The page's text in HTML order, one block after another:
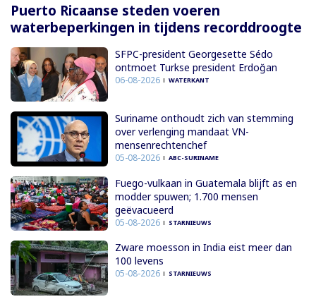
Puerto Ricaanse steden voeren
waterbeperkingen in tijdens recorddroogte
SFPC-president Georgesette Sédo
ontmoet Turkse president Erdoğan
06-08-2026 WATERKANT
Suriname onthoudt zich van stemming
over verlenging mandaat VN-
mensenrechtenchef
05-08-2026 ABC-SURINAME
Fuego-vulkaan in Guatemala blijft as en
modder spuwen; 1.700 mensen
geëvacueerd
05-08-2026 STARNIEUWS
Zware moesson in India eist meer dan
100 levens
05-08-2026 STARNIEUWS